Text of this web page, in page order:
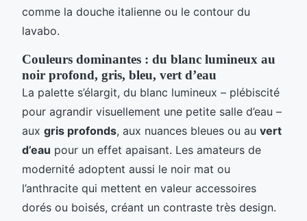
comme la douche italienne ou le contour du
lavabo.
Couleurs dominantes : du blanc lumineux au
noir profond, gris, bleu, vert d’eau
La palette s’élargit, du blanc lumineux – plébiscité
pour agrandir visuellement une petite salle d’eau –
aux gris profonds, aux nuances bleues ou au vert
d’eau pour un effet apaisant. Les amateurs de
modernité adoptent aussi le noir mat ou
l’anthracite qui mettent en valeur accessoires
dorés ou boisés, créant un contraste très design.